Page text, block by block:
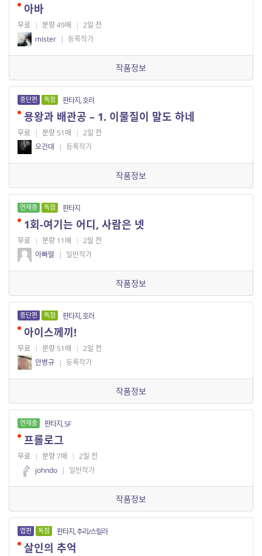
아바
무료 | 분량 49매 | 2일 전
mister | 등록작가
작품정보
중단편 독점 판타지, 호러
용왕과 배관공 – 1. 이물질이 말도 하네
무료 | 분량 51매 | 2일 전
오건대
| 등록작가
작품정보
연재중 독점 판타지
1회-여기는 어디, 사람은 넷
무료 | 분량 11매 | 2일 전
아빠딸 | 일반작가
작품정보
중단편 독점 판타지, 호러
아이스께끼!
무료 | 분량 51매 | 2일 전
안병규 | 등록작가
작품정보
연재중 판타지, SF
프롤로그
무료 | 분량 7매 | 2일 전
johndo | 일반작가
작품정보
엽편 독점 판타지, 추리/스릴러
살인의 추억